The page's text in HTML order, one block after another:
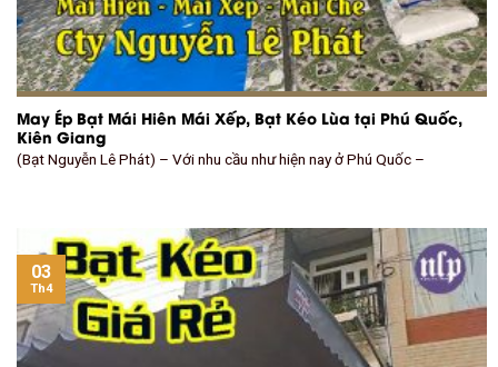
May Ép Bạt Mái Hiên Mái Xếp, Bạt Kéo Lùa tại Phú Quốc,
Kiên Giang
(Bạt Nguyễn Lê Phát) – Với nhu cầu như hiện nay ở Phú Quốc –
03
Th4